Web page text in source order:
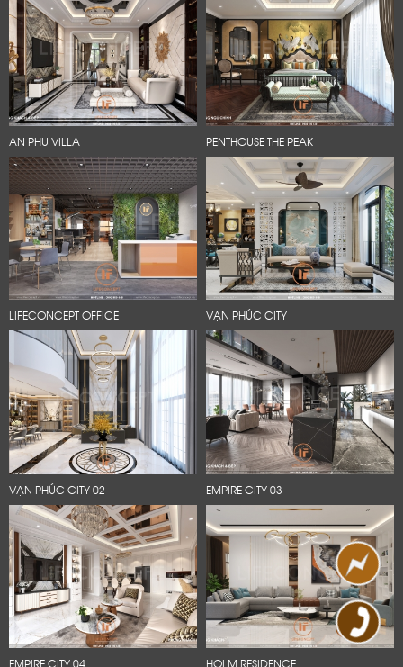
AN PHU VILLA PENTHOUSE THE PEAK
LIFECONCEPT OFFICE VẠN PHÚC CITY
VẠN PHÚC CITY 02 EMPIRE CITY 03
EMPIRE CITY 04 HOLM RESIDENCE